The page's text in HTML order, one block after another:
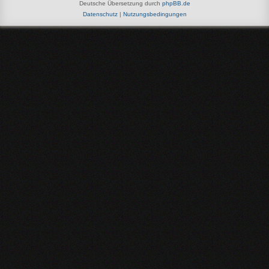
Deutsche Übersetzung durch phpBB.de
Datenschutz| Nutzungsbedingungen